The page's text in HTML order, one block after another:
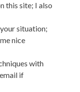
this site; I also
situation;
nice
with
if